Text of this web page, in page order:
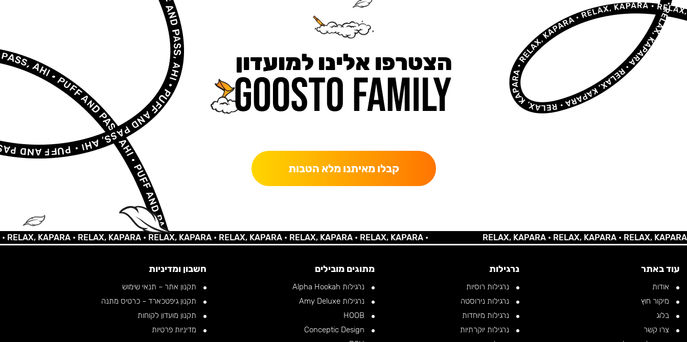
הצטרפו אלינו למועדון
קבלו מאיתנו מלא הטבות
KAPARA •RELAX, KAPARA •RELAX, KAPARA •RELAX, KAPARA •RELAX, KAPARA •RELAX, KAPARA • RELAX, KAPARA •RELAX, KAPARA •RELAX, KAPARA •
עוד באתר
אודות
מיקור חוץ
בלוג
צרו קשר
נרגילות
נרגילות רוסיות
נרגילות נירוסטה
נרגילות מיוחדות
נרגילות יוקרתיות
מתוגים מובילים
נרגילות Alpha Hookah
נרגילות Amy Deluxe
חשבון ומדיניות
תקנון אתר – תנאי שימוש
תקנון גיפטכארד – כרטיס מתנה
תקנון מועדון לקוחות
מדיניות פרטיות